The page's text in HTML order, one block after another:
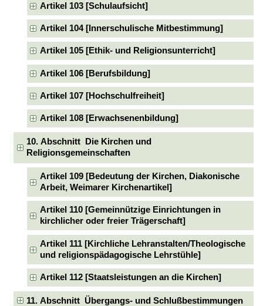
Artikel 103 [Schulaufsicht]
Artikel 104 [Innerschulische Mitbestimmung]
Artikel 105 [Ethik- und Religionsunterricht]
Artikel 106 [Berufsbildung]
Artikel 107 [Hochschulfreiheit]
Artikel 108 [Erwachsenenbildung]
10. Abschnitt Die Kirchen und
Religionsgemeinschaften
Artikel 109 [Bedeutung der Kirchen, Diakonische
Arbeit, Weimarer Kirchenartikel]
Artikel 110 [Gemeinnützige Einrichtungen in
kirchlicher oder freier Trägerschaft]
Artikel 111 [Kirchliche Lehranstalten/Theologische
und religionspädagogische Lehrstühle]
Artikel 112 [Staatsleistungen an die Kirchen]
11. Abschnitt Übergangs- und Schlußbestimmungen